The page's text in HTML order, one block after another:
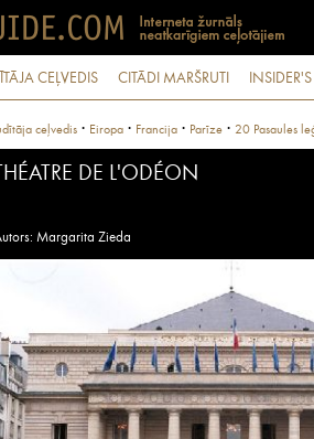
CEĻVEDIS CITĀDI MARŠRUTI
ceļvedis · Eiropa · Francija · Parīze · 20 Pasaules
DE L'ODÉON
Margarita Zieda